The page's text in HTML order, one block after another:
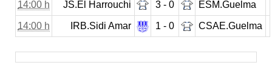
14:00 h JS.El Harrouchi 3 - 0 ESM.Guelma
14:00 h IRB.Sidi Amar 1 - 0 CSAE.Guelma